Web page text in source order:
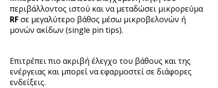
περιβάλλοντος ιστού και να μεταδώσει μικρορεύμα
RFσε μεγαλύτερο βάθος μέσω μικροβελονών ή
μονών ακίδων (single pin tips).
Επιτρέπει πιο ακριβή έλεγχο του βάθους και της
ενέργειας και μπορεί να εφαρμοστεί σε διάφορες
ενδείξεις.